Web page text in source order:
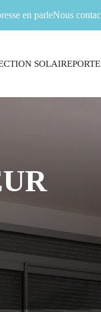
en parleNous
SOLAIRE